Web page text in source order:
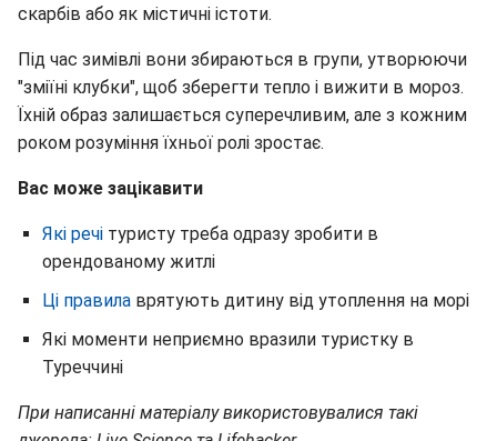
скарбів або як містичні істоти.
Під час зимівлі вони збираються в групи, утворюючи
"зміїні клубки", щоб зберегти тепло і вижити в мороз.
Їхній образ залишається суперечливим, але з кожним
роком розуміння їхньої ролі зростає.
Вас може зацікавити
Які речі туристу треба одразу зробити в
орендованому житлі
Ці правила врятують дитину від утоплення на морі
Які моменти неприємно вразили туристку в
Туреччині
При написанні матеріалу використовувалися такі